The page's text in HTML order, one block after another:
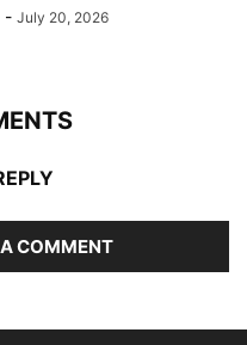
- July 20, 2026
COMMENT